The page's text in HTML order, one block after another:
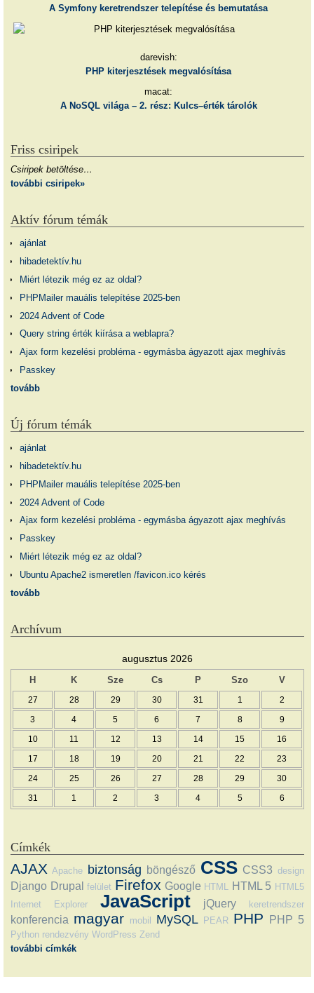
A Symfony keretrendszer telepítése és bemutatása
darevish:
PHP kiterjesztések megvalósítása
macat:
A NoSQL világa – 2. rész: Kulcs–érték tárolók
Friss csiripek
Csiripek betöltése…
további csiripek»
Aktív fórum témák
ajánlat
hibadetektív.hu
Miért létezik még ez az oldal?
PHPMailer mauális telepítése 2025-ben
2024 Advent of Code
Query string érték kiírása a weblapra?
Ajax form kezelési probléma - egymásba ágyazott ajax meghívás
Passkey
tovább
Új fórum témák
ajánlat
hibadetektív.hu
PHPMailer mauális telepítése 2025-ben
2024 Advent of Code
Ajax form kezelési probléma - egymásba ágyazott ajax meghívás
Passkey
Miért létezik még ez az oldal?
Ubuntu Apache2 ismeretlen /favicon.ico kérés
tovább
Archívum
augusztus 2026
H K Sze Cs P Szo V
27 28 29 30 31 1 2
3 4 5 6 7 8 9
10 11 12 13 14 15 16
17 18 19 20 21 22 23
24 25 26 27 28 29 30
31 1 2 3 4 5 6
Címkék
AJAX Apache biztonság böngésző CSS CSS3 design
Django Drupal felület Firefox Google HTML HTML 5 HTML5
Internet Explorer
JavaScript jQuery keretrendszer
konferencia magyar mobil MySQL PEAR PHP PHP 5
Python rendezvény WordPress Zend
további címkék